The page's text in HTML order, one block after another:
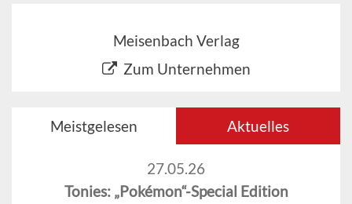
Meisenbach Verlag
Zum Unternehmen
Meistgelesen Aktuelles
27.05.26
Tonies: „Pokémon“-Special Edition